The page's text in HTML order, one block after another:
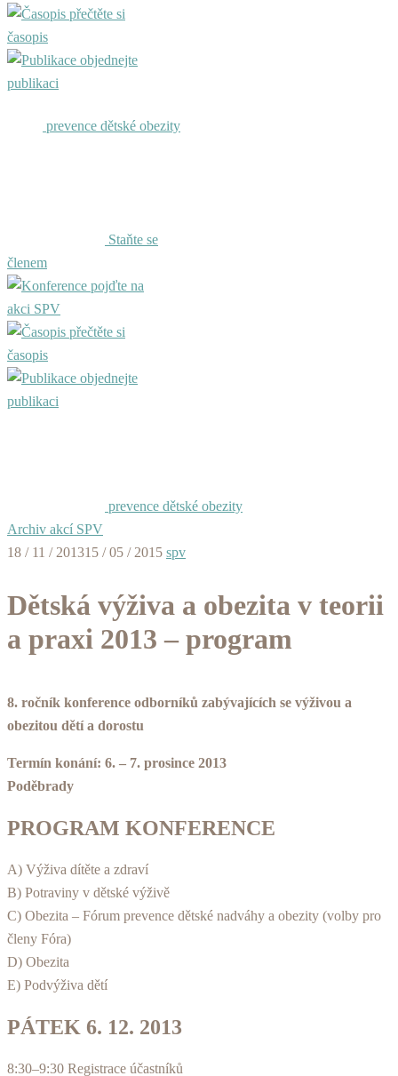
přečtěte si
časopis
objednejte
publikaci
prevence dětské obezity
Staňte se
členem
pojďte na
akci SPV
přečtěte si
časopis
objednejte
publikaci
prevence dětské obezity
Archiv akcí SPV
18 / 11 / 201315 / 05 / 2015 spv
Dětská výživa a obezita v teorii
a praxi 2013 – program
8. ročník konference odborníků zabývajících se výživou a
obezitou dětí a dorostu
Termín konání: 6. – 7. prosince 2013
Poděbrady
PROGRAM KONFERENCE
A) Výživa dítěte a zdraví
B) Potraviny v dětské výživě
C) Obezita – Fórum prevence dětské nadváhy a obezity (volby pro
členy Fóra)
D) Obezita
E) Podvýživa dětí
PÁTEK 6. 12. 2013
8:30–9:30 Registrace účastníků